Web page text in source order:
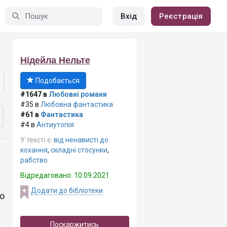
Вхід Реєстрація
Нідейла Нельте
Подобається
#1647 в Любовні романи
#35 в Любовна фантастика
#61 в Фантастика
#4 в Антиутопія
У тексті є: від ненависті до
кохання, складні стосунки,
рабство
Відредаговано: 10.09.2021
Додати до бібліотеки
Поскаржитись